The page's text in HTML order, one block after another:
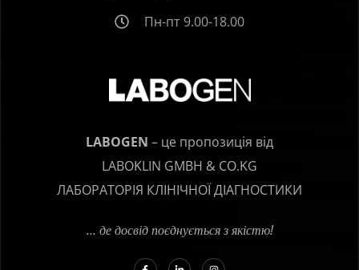
Пн-пт 9.00-18.00
LABOGEN – це пропозиція від
LABOKLIN GMBH & CO.KG
ЛАБОРАТОРІЯ КЛІНІЧНОЇ ДІАГНОСТИКИ
… де досвід поєднується з якістю!